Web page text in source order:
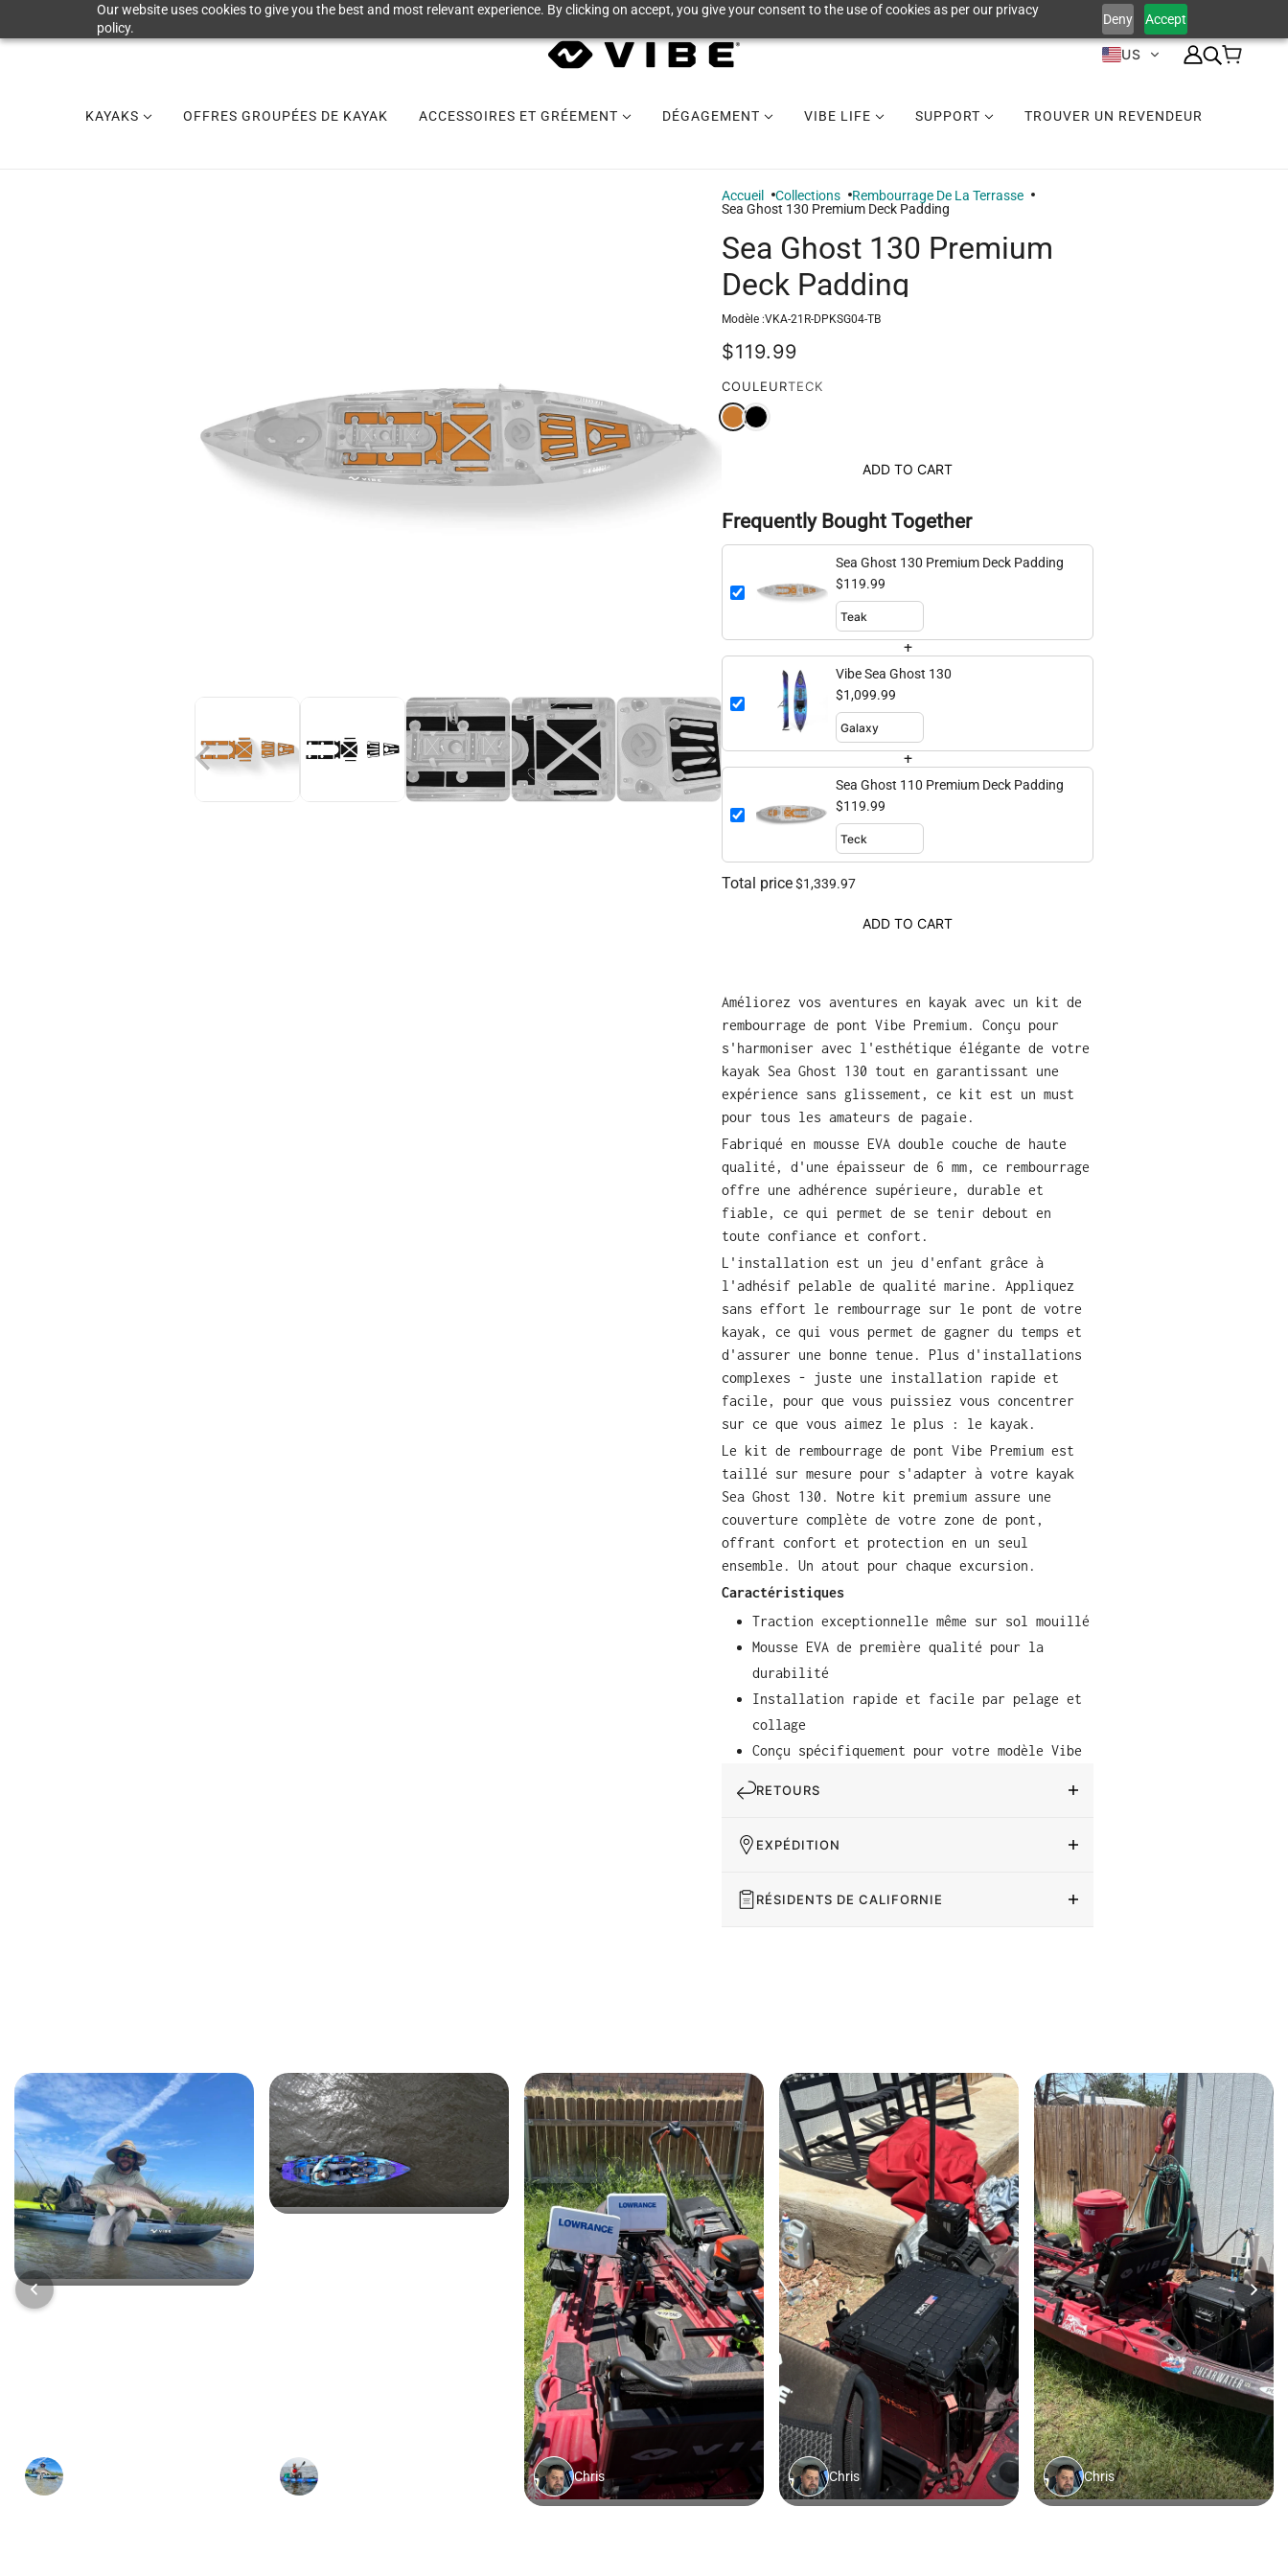
Our website uses cookies to give you the best and most relevant experience. By clicking on accept, you give your consent to the use of cookies as per our privacy
policy.
Deny Accept
US
KAYAKS OFFRES GROUPÉES DE KAYAK ACCESSOIRES ET GRÉEMENT DÉGAGEMENT VIBE LIFE SUPPORT TROUVER UN REVENDEUR
Accueil Collections
Rembourrage De La Terrasse
Sea Ghost 130 Premium Deck Padding
Sea Ghost 130 Premium
Deck Padding
Modèle :VKA-21R-DPKSG04-TB
$119.99
COULEURTECK
ADD TO CART
Frequently Bought Together
Sea Ghost 130 Premium Deck Padding
$119.99
+
Vibe Sea Ghost 130
$1,099.99
+
Sea Ghost 110 Premium Deck Padding
$119.99
Total price$1,339.97
ADD TO CART
Améliorez vos aventures en kayak avec un kit de
rembourrage de pont Vibe Premium. Conçu pour
s'harmoniser avec l'esthétique élégante de votre
kayak Sea Ghost 130 tout en garantissant une
expérience sans glissement, ce kit est un must
pour tous les amateurs de pagaie.
Fabriqué en mousse EVA double couche de haute
qualité, d'une épaisseur de 6 mm, ce rembourrage
offre une adhérence supérieure, durable et
fiable, ce qui permet de se tenir debout en
toute confiance et confort.
L'installation est un jeu d'enfant grâce à
l'adhésif pelable de qualité marine. Appliquez
sans effort le rembourrage sur le pont de votre
kayak, ce qui vous permet de gagner du temps et
d'assurer une bonne tenue. Plus d'installations
complexes - juste une installation rapide et
facile, pour que vous puissiez vous concentrer
sur ce que vous aimez le plus : le kayak.
Le kit de rembourrage de pont Vibe Premium est
taillé sur mesure pour s'adapter à votre kayak
Sea Ghost 130. Notre kit premium assure une
couverture complète de votre zone de pont,
offrant confort et protection en un seul
ensemble. Un atout pour chaque excursion.
Caractéristiques
Traction exceptionnelle même sur sol mouillé
Mousse EVA de première qualité pour la
durabilité
Installation rapide et facile par pelage et
collage
Conçu spécifiquement pour votre modèle Vibe
RETOURS
EXPÉDITION
RÉSIDENTS DE CALIFORNIE